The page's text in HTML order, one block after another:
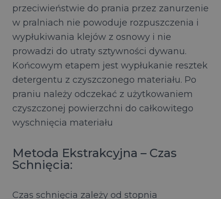
przeciwieństwie do prania przez zanurzenie
w pralniach nie powoduje rozpuszczenia i
wypłukiwania klejów z osnowy i nie
prowadzi do utraty sztywności dywanu.
Końcowym etapem jest wypłukanie resztek
detergentu z czyszczonego materiału. Po
praniu należy odczekać z użytkowaniem
czyszczonej powierzchni do całkowitego
wyschnięcia materiału
Metoda Ekstrakcyjna – Czas
Schnięcia:
Czas schnięcia zależy od stopnia